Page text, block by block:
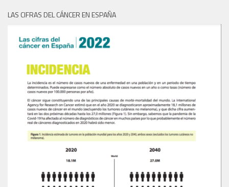
LAS CIFRAS DEL CÁNCER EN ESPAÑA